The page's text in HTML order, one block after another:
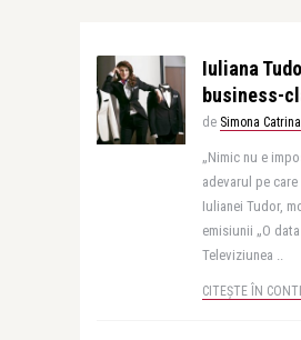
Iuliana
business-
de Simona Catrina
„Nimic nu e
adevarul pe
Iulianei Tudor,
emisiunii „O
Televiziunea ..
CITEȘTE ÎN